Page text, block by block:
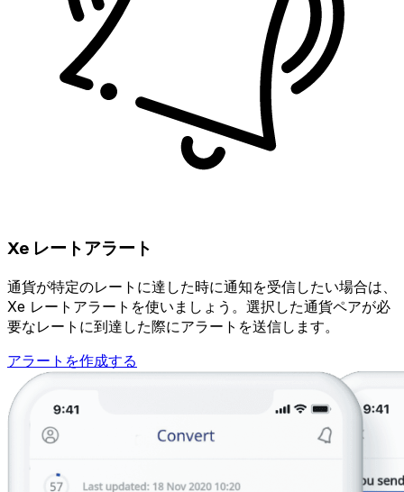
Xe レートアラート
通貨が特定のレートに達した時に通知を受信したい場合は、
Xe レートアラートを使いましょう。選択した通貨ペアが必
要なレートに到達した際にアラートを送信します。
アラートを作成する